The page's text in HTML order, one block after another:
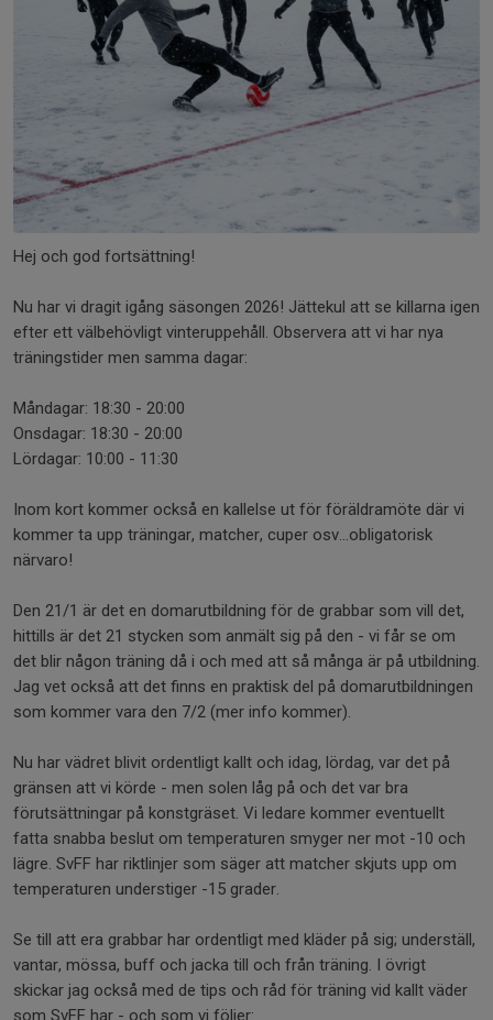
Hej och god fortsättning!
Nu har vi dragit igång säsongen 2026! Jättekul att se killarna igen
efter ett välbehövligt vinteruppehåll. Observera att vi har nya
träningstider men samma dagar:
Måndagar: 18:30 - 20:00
Onsdagar: 18:30 - 20:00
Lördagar: 10:00 - 11:30
Inom kort kommer också en kallelse ut för föräldramöte där vi
kommer ta upp träningar, matcher, cuper osv...obligatorisk
närvaro!
Den 21/1 är det en domarutbildning för de grabbar som vill det,
hittills är det 21 stycken som anmält sig på den - vi får se om
det blir någon träning då i och med att så många är på utbildning.
Jag vet också att det finns en praktisk del på domarutbildningen
som kommer vara den 7/2 (mer info kommer).
Nu har vädret blivit ordentligt kallt och idag, lördag, var det på
gränsen att vi körde - men solen låg på och det var bra
förutsättningar på konstgräset. Vi ledare kommer eventuellt
fatta snabba beslut om temperaturen smyger ner mot -10 och
lägre. SvFF har riktlinjer som säger att matcher skjuts upp om
temperaturen understiger -15 grader.
Se till att era grabbar har ordentligt med kläder på sig; underställ,
vantar, mössa, buff och jacka till och från träning. I övrigt
skickar jag också med de tips och råd för träning vid kallt väder
som SvFF har - och som vi följer: